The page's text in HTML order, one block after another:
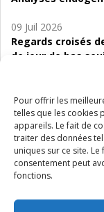
Pour offrir les
telles que les cookies
appareils. Le fait de
traiter des données
uniques sur ce site.
consentement peut
fonctions.
09 Juil 2026
Regards croisés
de jour de bas
06 Juil 2026
Étude
01 Juil 2026
Pénurie du
Wallonie ?